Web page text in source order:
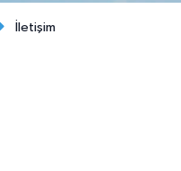
İletişim